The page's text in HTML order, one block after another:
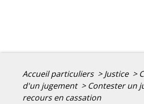
Accueil particuliers > Justice >
d'un jugement > Contester un
recours en cassation